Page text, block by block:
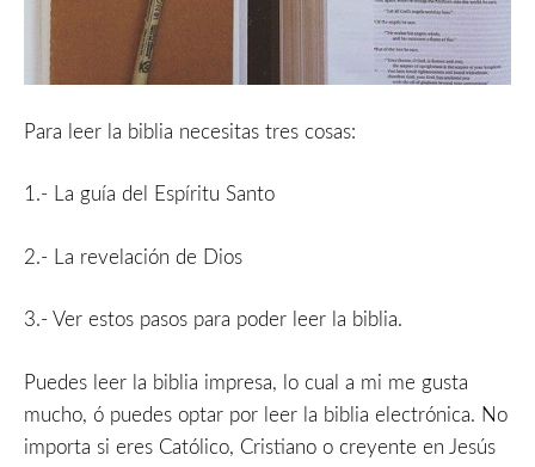
Para leer la biblia necesitas tres cosas:
1.- La guía del Espíritu Santo
2.- La revelación de Dios
3.- Ver estos pasos para poder leer la biblia.
Puedes leer la biblia impresa, lo cual a mi me gusta
mucho, ó puedes optar por leer la biblia electrónica. No
importa si eres Católico, Cristiano o creyente en Jesús